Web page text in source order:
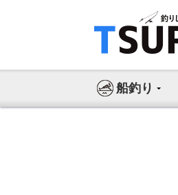
ス
船釣り